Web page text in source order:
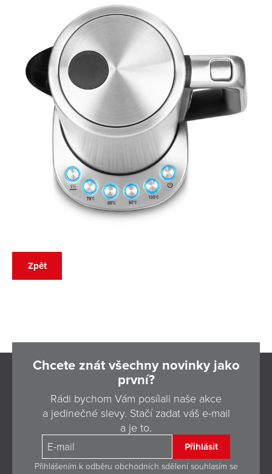
Zpět
Chcete znát všechny novinky jako
první?
Rádi bychom Vám posílali naše akce
a jedinečné slevy. Stačí zadat váš e-mail
a je to.
Přihlásit
Přihlášením k odběru obchodních sdělení souhlasím se